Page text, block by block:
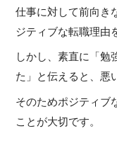
仕事に対して前向き
ジティブな転職理由
しかし、素直に「勉
た」と伝えると、悪
そのためポジティブ
ことが大切です。